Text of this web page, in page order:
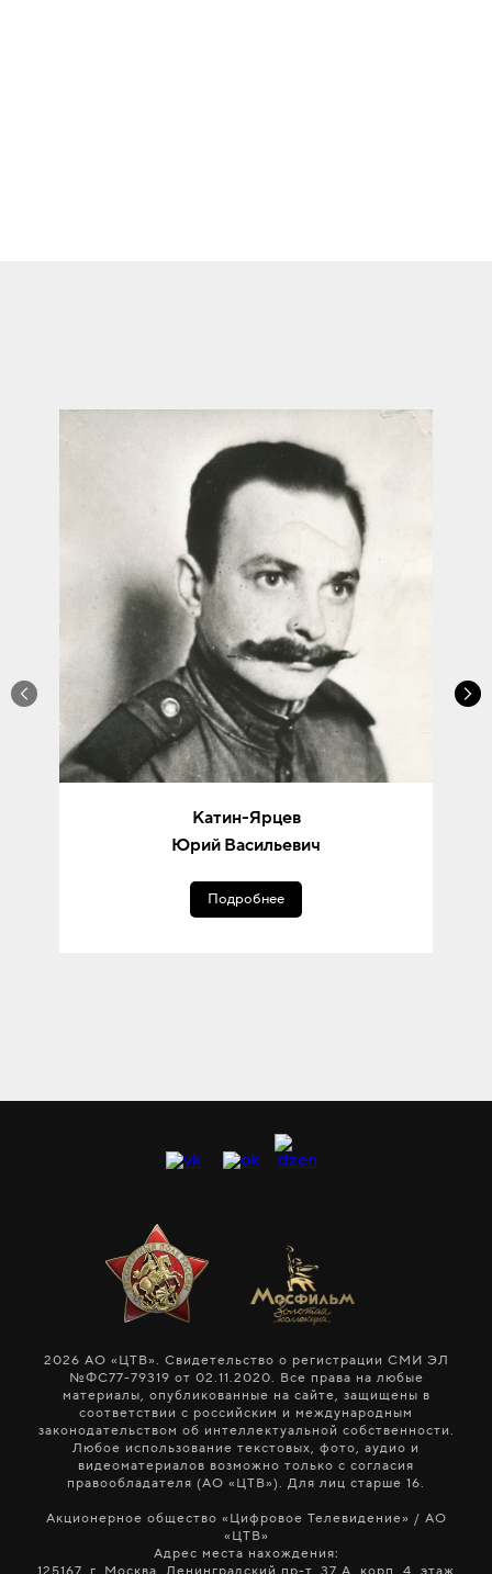
Катин-Ярцев
Юрий Васильевич
Подробнее
2026 АО «ЦТВ». Свидетельство о регистрации СМИ ЭЛ
№ФС77-79319 от 02.11.2020. Все права на любые
материалы, опубликованные на сайте, защищены в
соответствии с российским и международным
законодательством об интеллектуальной собственности.
Любое использование текстовых, фото, аудио и
видеоматериалов возможно только с согласия
правообладателя (АО «ЦТВ»). Для лиц старше 16.
Акционерное общество «Цифровое Телевидение» / АО
«ЦТВ»
Адрес места нахождения:
125167, г. Москва, Ленинградский пр-т, 37 А, корп. 4, этаж